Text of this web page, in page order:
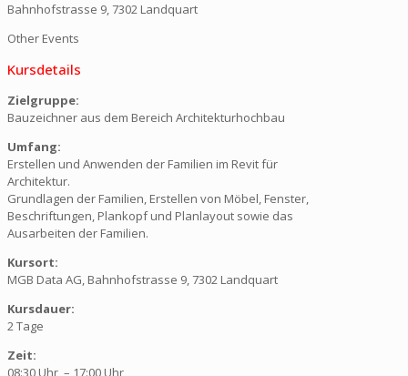
Bahnhofstrasse 9, 7302 Landquart
Other Events
Kursdetails
Zielgruppe:
Bauzeichner aus dem Bereich Architekturhochbau
Umfang:
Erstellen und Anwenden der Familien im Revit für
Architektur.
Grundlagen der Familien, Erstellen von Möbel, Fenster,
Beschriftungen, Plankopf und Planlayout sowie das
Ausarbeiten der Familien.
Kursort:
MGB Data AG, Bahnhofstrasse 9, 7302 Landquart
Kursdauer:
2 Tage
Zeit:
08:30 Uhr – 17:00 Uhr